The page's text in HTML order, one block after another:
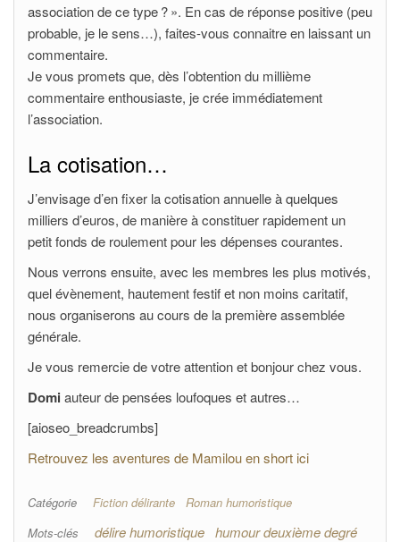
association de ce type ? ». En cas de réponse positive (peu
probable, je le sens…), faites-vous connaitre en laissant un
commentaire.
Je vous promets que, dès l’obtention du millième
commentaire enthousiaste, je crée immédiatement
l’association.
La cotisation…
J’envisage d’en fixer la cotisation annuelle à quelques
milliers d’euros, de manière à constituer rapidement un
petit fonds de roulement pour les dépenses courantes.
Nous verrons ensuite, avec les membres les plus motivés,
quel évènement, hautement festif et non moins caritatif,
nous organiserons au cours de la première assemblée
générale.
Je vous remercie de votre attention et bonjour chez vous.
Domi auteur de pensées loufoques et autres…
[aioseo_breadcrumbs]
Retrouvez les aventures de Mamilou en short ici
Catégorie Fiction délirante
Roman humoristique
Mots-clés
délire humoristique humour deuxième degré